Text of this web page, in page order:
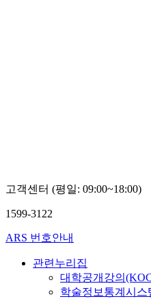
고객센터 (평일: 09:00~18:00)
1599-3122
ARS 번호안내
관련누리집
대학공개강의
학술정보통계시스